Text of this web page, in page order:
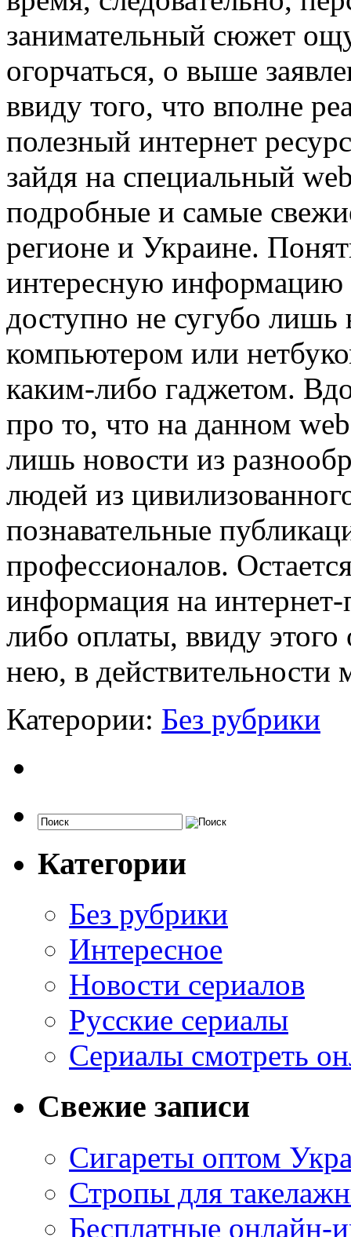
занимательный сюжет
огорчаться, о выше
ввиду того, что вполне
полезный интернет
зайдя на специальный
подробные и самые
регионе и Украине.
интересную информацию
доступно не сугубо
компьютером или
каким-либо гаджетом.
про то, что на данном
лишь новости из
людей из
познавательные
профессионалов.
информация на интернет-
либо оплаты, ввиду этого
нею, в
Катерории: Без рубрики
Категории
Без рубрики
Интересное
Новости сериалов
Русские сериалы
Сериалы смотреть
Свежие записи
Сигареты оптом
Стропы для
Бесплатные